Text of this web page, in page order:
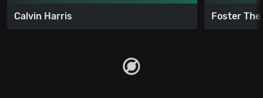
Calvin Harris Foster The